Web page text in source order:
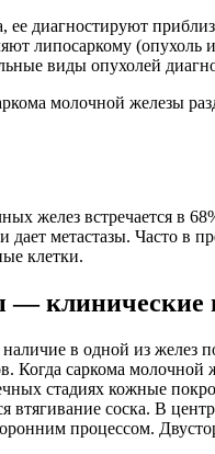
ее диагностируют
липосаркому
виды опухолей
молочной железы
желез встречается в
и дает метастазы. Часто
клетки.
— клинические
в одной из желез
Когда саркома молочной
стадиях кожные
соска. В
процессом.